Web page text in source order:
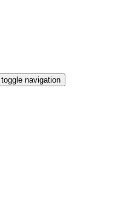
toggle navigation